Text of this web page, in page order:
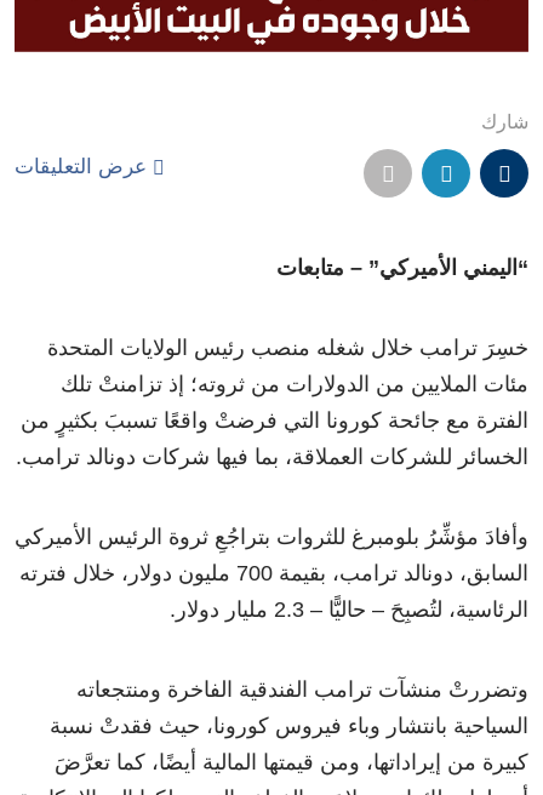
شارك
عرض التعليقات
“اليمني الأميركي” – متابعات
خسِرَ ترامب خلال شغله منصب رئيس الولايات المتحدة
مئات الملايين من الدولارات من ثروته؛ إذ تزامنتْ تلك
الفترة مع جائحة كورونا التي فرضتْ واقعًا تسببَ بكثيرٍ من
الخسائر للشركات العملاقة، بما فيها شركات دونالد ترامب.
وأفادَ مؤشِّرُ بلومبرغ للثروات بتراجُعِ ثروة الرئيس الأميركي
السابق، دونالد ترامب، بقيمة 700 مليون دولار، خلال فترته
الرئاسية، لتُصبِحَ – حاليًّا – 2.3 مليار دولار.
وتضررتْ منشآت ترامب الفندقية الفاخرة ومنتجعاته
السياحية بانتشار وباء فيروس كورونا، حيث فقدتْ نسبة
كبيرة من إيراداتها، ومن قيمتها المالية أيضًا، كما تعرَّضَ